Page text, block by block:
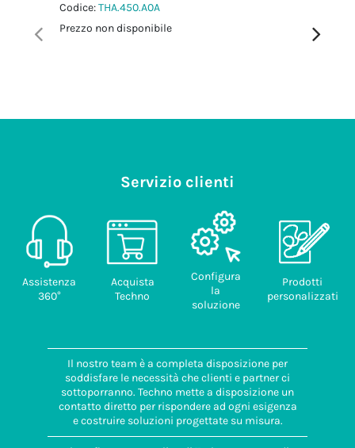
Codice:THA.450.A0A
Prezzo non disponibile
Prezzo
Servizio clienti
Assistenza
360°
Acquista
Techno
Configura
la
soluzione
Prodotti
personalizzati
Il nostro team è a completa disposizione per
soddisfare le necessità che clienti e partner ci
sottoporranno. Techno mette a disposizione un
contatto diretto per rispondere ad ogni esigenza
e costruire soluzioni progettate su misura.